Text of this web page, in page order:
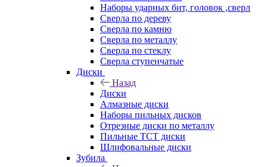
Наборы ударных бит, головок ,сверл
Сверла по дереву
Сверла по камню
Сверла по металлу
Сверла по стеклу
Сверла ступенчатые
Диски
Назад
Диски
Алмазные диски
Наборы пильных дисков
Отрезные диски по металлу
Пильные TCT диски
Шлифовальные диски
Зубила